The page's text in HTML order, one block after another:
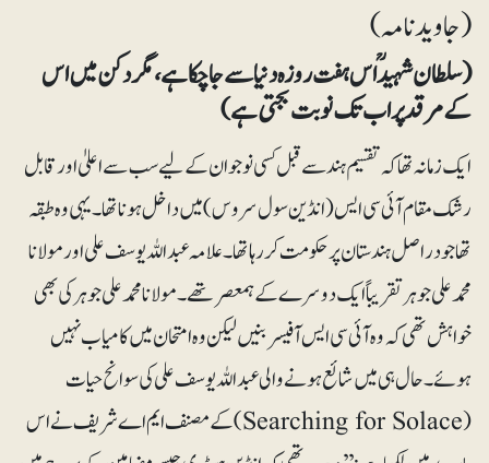
(جاوید نامہ)
(سلطان شہیدؒ اس ہفت روزہ دنیا سے جاچکا ہے، مگر دکن میں اس
کے مرقد پر اب تک نوبت بجتی ہے)
ایک زمانہ تھا کہ تقسیم ہند سے قبل کسی نوجوان کے لیے سب سے اعلیٰ اور قابل
رشک مقام آئی سی ایس (انڈین سول سروس) میں داخل ہونا تھا۔ یہی وہ طبقہ
تھا جو دراصل ہندستان پر حکومت کررہا تھا۔علامہ عبداللہ یوسف علی اور مولانا
محمد علی جوہر تقریباً ایک دوسرے کے ہمعصر تھے۔ مولانا محمد علی جوہر کی بھی
خواہش تھی کہ وہ آئی سی ایس آفیسر بنیں لیکن وہ امتحان میں کامیاب نہیں
ہوئے۔ حال ہی میں شائع ہونے والی عبداللہ یوسف علی کی سوانح حیات
(Searching for Solace) کے مصنف ایم اے شریف نے اس